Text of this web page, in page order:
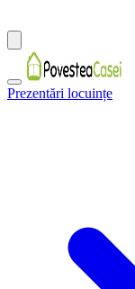
Prezentări locuințe